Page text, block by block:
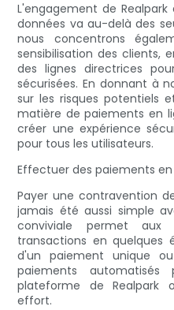
L'engagement de
données va au-delà des
nous concentrons
sensibilisation des clients,
des lignes directrices
sécurisées. En donnant à
sur les risques potentiels
matière de paiements en
créer une expérience
pour tous les utilisateurs.
Effectuer des paiements
Payer une contravention
jamais été aussi simple
conviviale permet
transactions en quelques
d'un paiement unique
paiements
plateforme de Realpark
effort.